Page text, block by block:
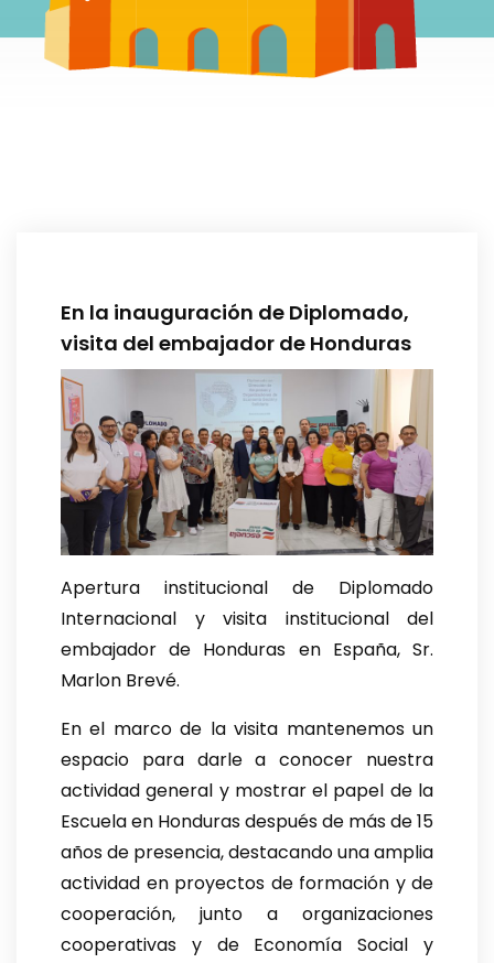
En la inauguración de Diplomado,
visita del embajador de Honduras
Apertura institucional de Diplomado
Internacional y visita institucional del
embajador de Honduras en España, Sr.
Marlon Brevé.
En el marco de la visita mantenemos un
espacio para darle a conocer nuestra
actividad general y mostrar el papel de la
Escuela en Honduras después de más de 15
años de presencia, destacando una amplia
actividad en proyectos de formación y de
cooperación, junto a organizaciones
cooperativas y de Economía Social y